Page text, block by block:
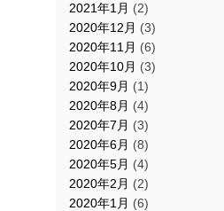
2021年1月 (2)
2020年12月 (3)
2020年11月 (6)
2020年10月 (3)
2020年9月 (1)
2020年8月 (4)
2020年7月 (3)
2020年6月 (8)
2020年5月 (4)
2020年2月 (2)
2020年1月 (6)